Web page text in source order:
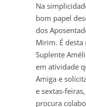
Na
bom papel
dos
Mirim. É desta
Suplente
em atividade
Amiga e
e sextas-
procura